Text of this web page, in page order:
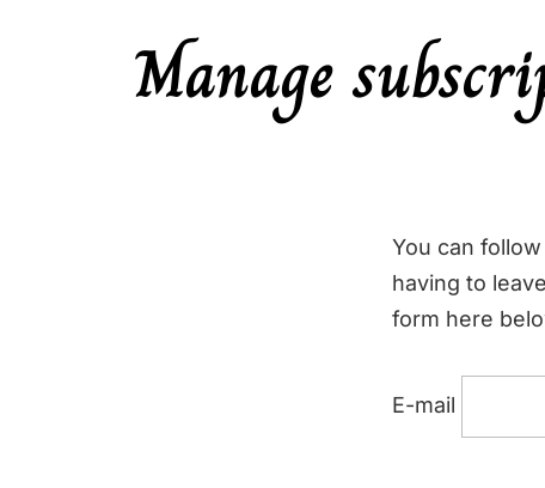
Manage
You can
having to
form here
E-mail